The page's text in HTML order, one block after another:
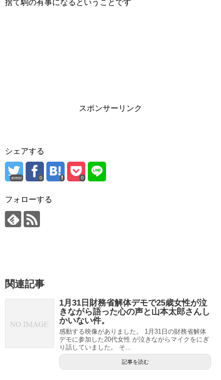
捨て駒の有事になるということです
スポンサーリンク
シェアする
error 0 0
フォローする
関連記事
1月31日財務省解体デモで25歳女性が泣
きながら語った心の声と山本太郎さんし
かいない件。
感動する映像がありました。 1月31日の財務省解体
デモに参加した20代女性 が泣きながらマイクをにぎ
り話していました。 そ...
記事を読む